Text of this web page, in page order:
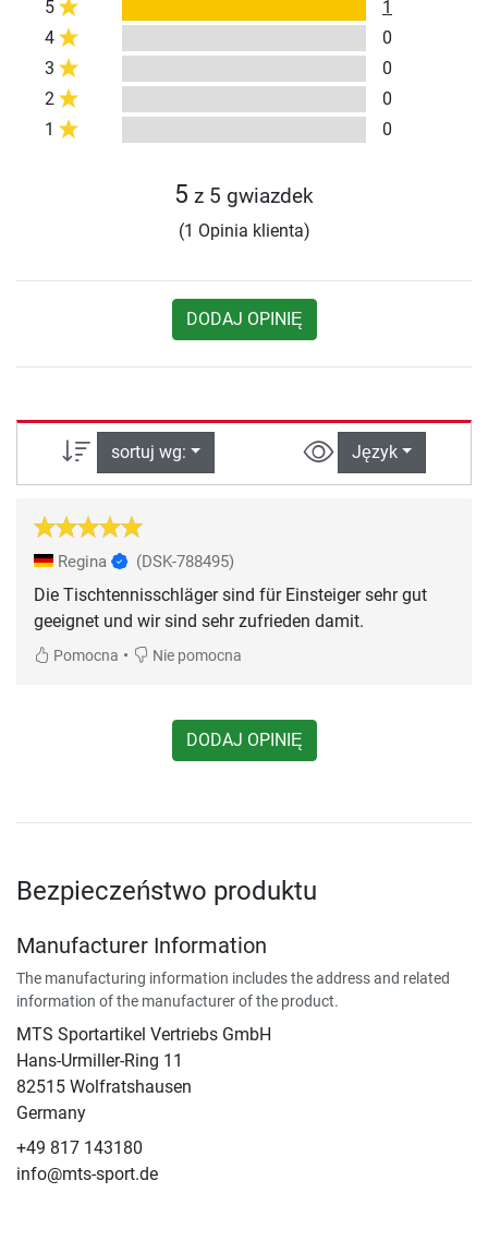
5
1
4
0
3
0
2
0
1
0
5 z 5 gwiazdek
(1 Opinia klienta)
DODAJ OPINIĘ
sortuj wg: Język
Regina (DSK-788495)
Die Tischtennisschläger sind für Einsteiger sehr gut
geeignet und wir sind sehr zufrieden damit.
Pomocna • Nie pomocna
DODAJ OPINIĘ
Bezpieczeństwo produktu
Manufacturer Information
The manufacturing information includes the address and related
information of the manufacturer of the product.
MTS Sportartikel Vertriebs GmbH
Hans-Urmiller-Ring 11
82515 Wolfratshausen
Germany
+49 817 143180
info@mts-sport.de